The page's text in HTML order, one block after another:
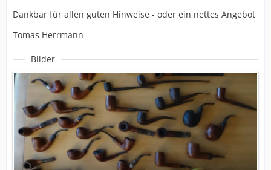
Dankbar für allen guten Hinweise - oder ein nettes Angebot
Tomas Herrmann
Bilder